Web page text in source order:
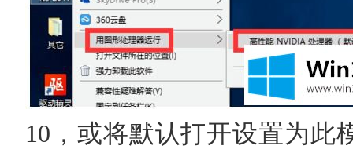
10，或将默认打开设置为此